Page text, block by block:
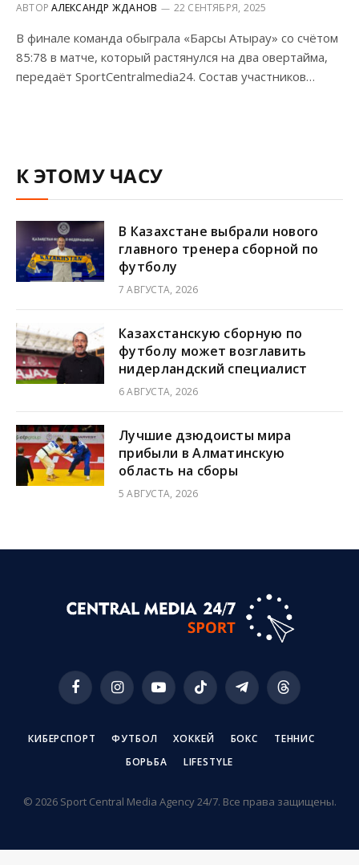
АВТОРАЛЕКСАНДР ЖДАНОВ 22 СЕНТЯБРЯ, 2025
В финале команда обыграла «Барсы Атырау» со счётом
85:78 в матче, который растянулся на два овертайма,
передаёт SportCentralmedia24. Состав участников…
К ЭТОМУ ЧАСУ
В Казахстане выбрали нового
главного тренера сборной по
футболу
7 АВГУСТА, 2026
Казахстанскую сборную по
футболу может возглавить
нидерландский специалист
6 АВГУСТА, 2026
Лучшие дзюдоисты мира
прибыли в Алматинскую
область на сборы
5 АВГУСТА, 2026
FacebookInstagramYouTubeTikTok TelegramThreads
КИБЕРСПОРТ ФУТБОЛ ХОККЕЙ БОКС
ТЕННИС
БОРЬБА
LIFESTYLE
© 2026 Sport Central Media Agency 24/7. Все права защищены.